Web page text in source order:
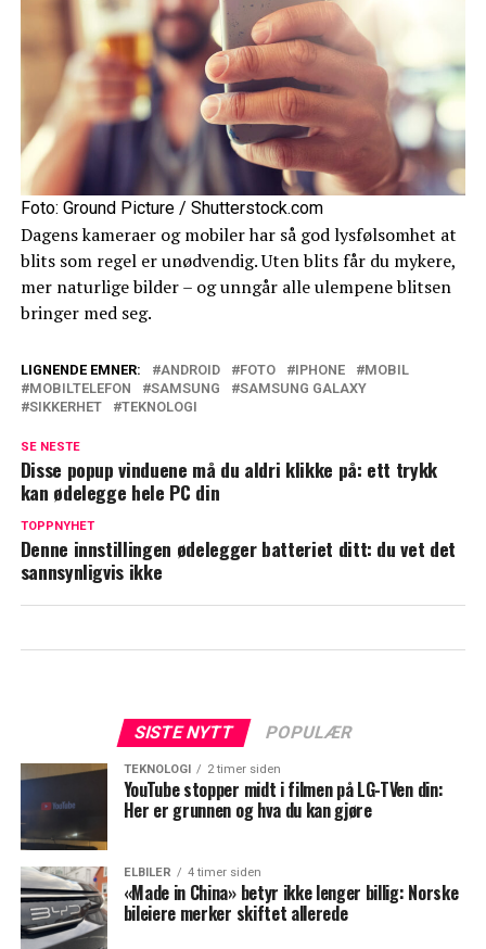
Foto: Ground Picture / Shutterstock.com
Dagens kameraer og mobiler har så god lysfølsomhet at
blits som regel er unødvendig. Uten blits får du mykere,
mer naturlige bilder – og unngår alle ulempene blitsen
bringer med seg.
LIGNENDE EMNER: ANDROID FOTO IPHONE
MOBIL
MOBILTELEFON
SAMSUNG
SAMSUNG GALAXY
SIKKERHET
TEKNOLOGI
SE NESTE
Disse popup vinduene må du aldri klikke på: ett trykk
kan ødelegge hele PC din
TOPPNYHET
Denne innstillingen ødelegger batteriet ditt: du vet det
sannsynligvis ikke
SISTE NYTT POPULÆR
TEKNOLOGI 2 timer siden
YouTube stopper midt i filmen på LG-TVen din:
Her er grunnen og hva du kan gjøre
ELBILER 4 timer siden
«Made in China» betyr ikke lenger billig: Norske
bileiere merker skiftet allerede